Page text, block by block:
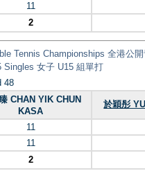
11
2
Tennis Championships 全港公
Singles 女子 U15 組單打
48
CHAN YIK CHUN
KASA
於穎彤
11
11
2